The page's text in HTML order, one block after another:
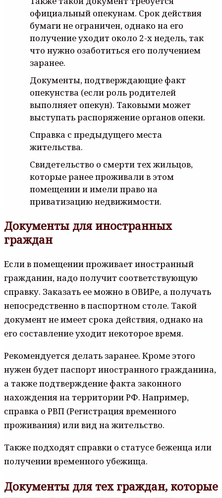
официальный опекунам. Срок действия
бумаги не ограничен, однако на его
получение уходит около 2-х недель, так
что нужно озаботиться его получением
заранее.
Документы, подтверждающие факт
опекунства (если роль родителей
выполняет опекун). Таковыми может
выступать распоряжение органов опеки.
Справка с предыдущего места
жительства.
Свидетельство о смерти тех жильцов,
которые ранее проживали в этом
помещении и имели право на
приватизацию недвижимости.
Документы для иностранных
граждан
Если в помещении проживает иностранный
гражданин, надо получит соответствующую
справку. Заказать ее можно в ОВИРе, а получать
непосредственно в паспортном столе. Такой
документ не имеет срока действия, однако на
его составление уходит некоторое время.
Рекомендуется делать заранее. Кроме этого
нужен будет паспорт иностранного гражданина,
а также подтверждение факта законного
нахождения на территории РФ. Например,
справка о РВП (Регистрация временного
проживания) или вид на жительство.
Также подходят справки о статусе беженца или
получении временного убежища.
Документы для тех граждан, которые